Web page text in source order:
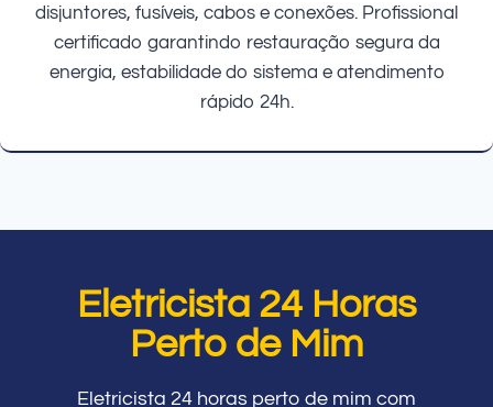
disjuntores, fusíveis, cabos e conexões. Profissional
certificado garantindo restauração segura da
energia, estabilidade do sistema e atendimento
rápido 24h.
Eletricista 24 Horas
Perto de Mim
Eletricista 24 horas perto de mim com